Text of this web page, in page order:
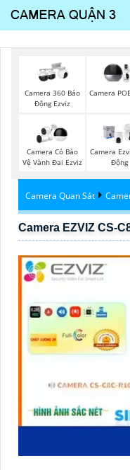
Camera 360 Báo
Động Ezviz
Camera
Camera Có Bảo
Vệ Vành Đai Ezviz
Camera
Động
Camera Quan Sát
Camera EZVIZ CS-